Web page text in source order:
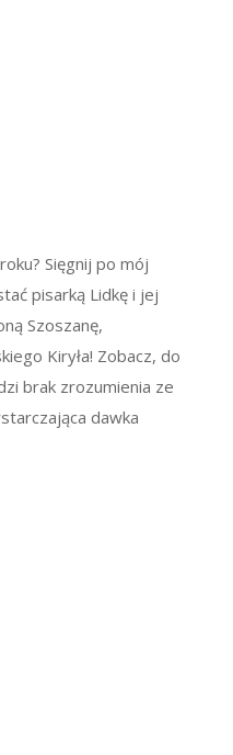
Sięgnij po mój
pisarką Lidkę i jej
Szoszanę,
Kiryła! Zobacz, do
brak zrozumienia ze
dawka